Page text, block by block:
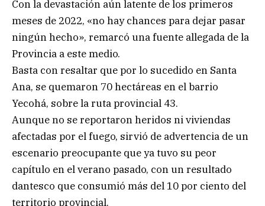
Con la devastación aún latente de los primeros
meses de 2022, «no hay chances para dejar pasar
ningún hecho», remarcó una fuente allegada de la
Provincia a este medio.
Basta con resaltar que por lo sucedido en Santa
Ana, se quemaron 70 hectáreas en el barrio
Yecohá, sobre la ruta provincial 43.
Aunque no se reportaron heridos ni viviendas
afectadas por el fuego, sirvió de advertencia de un
escenario preocupante que ya tuvo su peor
capítulo en el verano pasado, con un resultado
dantesco que consumió más del 10 por ciento del
territorio provincial.